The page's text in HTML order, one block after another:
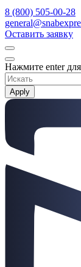
8 (800) 505-00-28
Оставить заявку
Нажмите enter
Apply